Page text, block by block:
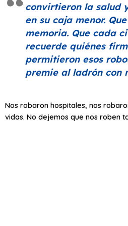
convirtieron la salud
en su caja menor.
memoria. Que cada
recuerde quiénes
permitieron esos
premie al ladrón con
Nos robaron hospitales, nos
vidas. No dejemos que nos roben